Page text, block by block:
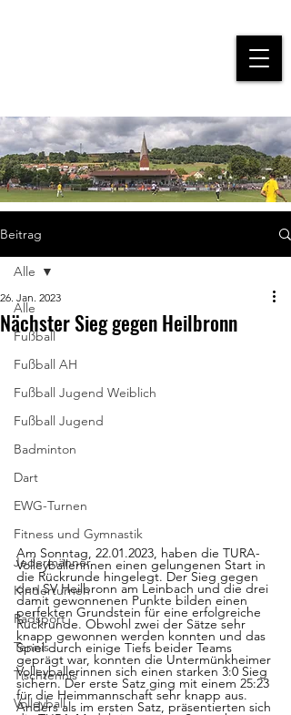
Beitrag
Alle
Fußball
Fußball AH
Fußball Jugend Weiblich
Fußball Jugend
Badminton
Dart
EWG-Turnen
Fitness und Gymnastik
Jedermänner
Kinderturnen
Radsport
Tennis
Tischtennis
Volleyball
Alle
Nächster Sieg gegen Heilbronn
26. Jan. 2023
Am Sonntag, 22.01.2023, haben die TURA-
Volleyballerinnen einen gelungenen Start in
die Rückrunde hingelegt. Der Sieg gegen
den SV Heilbronn am Leinbach und die drei
damit gewonnenen Punkte bilden einen
perfekten Grundstein für eine erfolgreiche
Rückrunde. Obwohl zwei der Sätze sehr
knapp gewonnen werden konnten und das
Spiel durch einige Tiefs beider Teams
geprägt war, konnten die Untermünkheimer
Volleyballerinnen sich einen starken 3:0 Sieg
sichern. Der erste Satz ging mit einem 25:23
für die Heimmannschaft sehr knapp aus.
Anders als im ersten Satz, präsentierten sich